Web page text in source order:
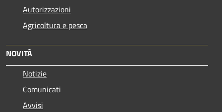
Autorizzazioni
Agricoltura e pesca
NOVITÀ
Notizie
Comunicati
Avvisi